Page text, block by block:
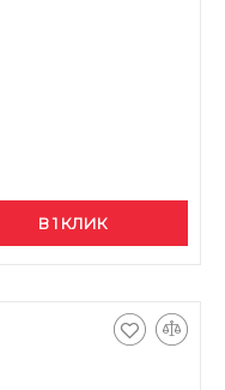
В 1 КЛИК